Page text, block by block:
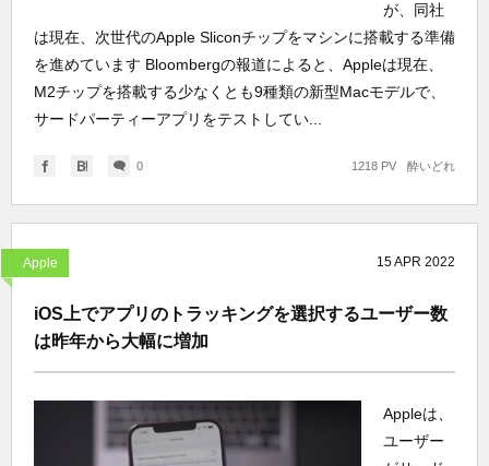
が、同社
は現在、次世代のApple Sliconチップをマシンに搭載する準備
を進めています Bloombergの報道によると、Appleは現在、
M2チップを搭載する少なくとも9種類の新型Macモデルで、
サードパーティーアプリをテストしてい...
0 酔いどれ
1218 PV
Apple 15APR 2022
iOS上でアプリのトラッキングを選択するユーザー数
は昨年から大幅に増加
Appleは、
ユーザー